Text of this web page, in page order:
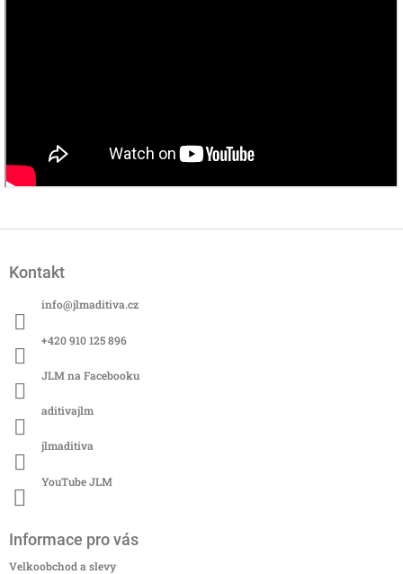
Kontakt
info@jlmaditiva.cz
+420 910 125 896
JLM na Facebooku
aditivajlm
jlmaditiva
YouTube JLM
Informace pro vás
Velkoobchod a slevy